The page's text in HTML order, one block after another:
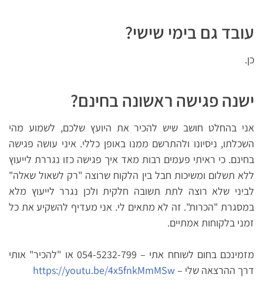
עובד גם בימי שישי?
כן.
ישנה פגישה ראשונה בחינם?
אני בהחלט חושב שיש להכיר את היועץ שלכם, לשמוע מהי
השכלתו, ניסיונו ולהתרשם ממנו באופן כללי. איני עושה פגישה
בחינם. כי ראיתי פעמים רבות מאד איך פגישה כזו נגררת לייעוץ
ללא תשלום ומשיכות חבל בין הלקוח שרוצה "רק לשאול שאלה"
לביני שלא רוצה לתת תשובה חלקית ולכן נגרר לייעוץ מלא
במסגרת "הכרות". זה לא מתאים לי. אני מעדיף להשקיע את כל
זמני בלקוחות אמתיים.
מזמינכם בחום לשוחח אתי – 054-5232-799 או "להכיר" אותי
דרך ההרצאה שלי –